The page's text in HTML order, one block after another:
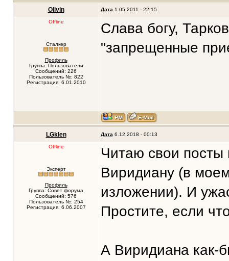
Olivin Дата 1.05.2011 - 22:15
Offline
Сталкер
Профиль
Группа: Пользователи
Сообщений: 226
Пользователь №: 822
Регистрация: 6.01.2010
Слава богу,
"запрещенные
LGklen Дата 6.12.2018 - 00:13
Offline
Эксперт
Профиль
Группа: Совет форума
Сообщений: 576
Пользователь №: 254
Регистрация: 6.06.2007
Читаю свои посты
Виридиану (в
изложении). И
Простите, если
А Виридиана как-